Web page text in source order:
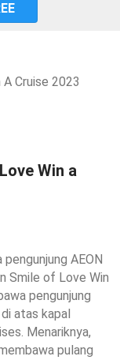
Cruise 2023
Win a
AEON
Smile of Love Win
pengunjung
atas kapal
Menariknya,
pulang